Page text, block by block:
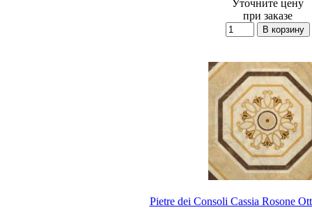
Уточните цену
при заказе
Pietre dei Consoli Cassia Rosone